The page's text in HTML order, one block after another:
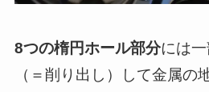
8つの楕円ホール部分には
（＝削り出し）して金属の